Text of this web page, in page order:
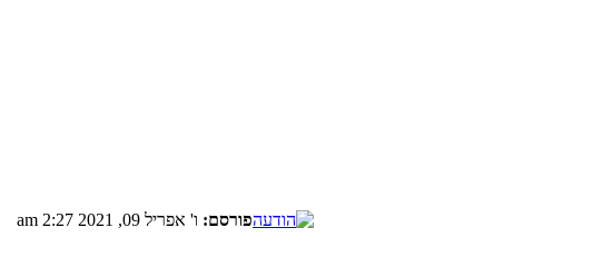
פורסם: ו' אפריל 09, 2021 2:27 am